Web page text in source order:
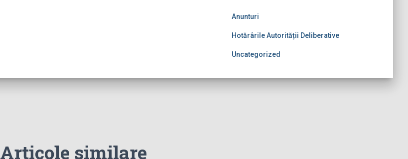
Anunturi
Hotărârile Autorității Deliberative
Uncategorized
Articole similare